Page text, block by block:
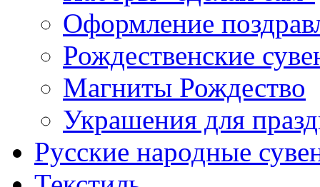
Оформление
Рождественские
Магниты Рождество
Украшения для
Русские народные